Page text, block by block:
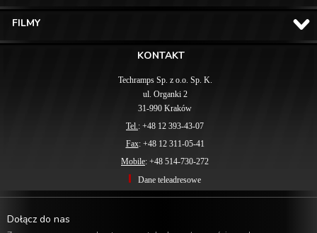
FILMY
KONTAKT
Techramps Sp. z o.o. Sp. K.
ul. Organki 2
31-990 Kraków
Tel.: +48 12 393-43-07
Fax: +48 12 311-05-41
Mobile: +48 514-730-272
Dane teleadresowe
Dołącz do nas